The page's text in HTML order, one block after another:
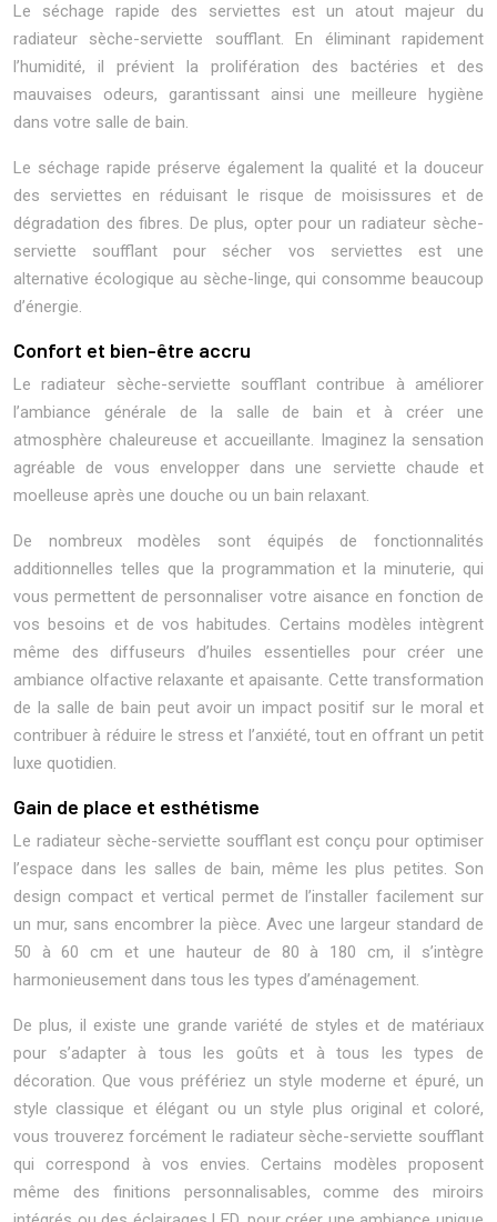
Le séchage rapide des serviettes est un atout majeur du
radiateur sèche-serviette soufflant. En éliminant rapidement
l’humidité, il prévient la prolifération des bactéries et des
mauvaises odeurs, garantissant ainsi une meilleure hygiène
dans votre salle de bain.
Le séchage rapide préserve également la qualité et la douceur
des serviettes en réduisant le risque de moisissures et de
dégradation des fibres. De plus, opter pour un radiateur sèche-
serviette soufflant pour sécher vos serviettes est une
alternative écologique au sèche-linge, qui consomme beaucoup
d’énergie.
Confort et bien-être accru
Le radiateur sèche-serviette soufflant contribue à améliorer
l’ambiance générale de la salle de bain et à créer une
atmosphère chaleureuse et accueillante. Imaginez la sensation
agréable de vous envelopper dans une serviette chaude et
moelleuse après une douche ou un bain relaxant.
De nombreux modèles sont équipés de fonctionnalités
additionnelles telles que la programmation et la minuterie, qui
vous permettent de personnaliser votre aisance en fonction de
vos besoins et de vos habitudes. Certains modèles intègrent
même des diffuseurs d’huiles essentielles pour créer une
ambiance olfactive relaxante et apaisante. Cette transformation
de la salle de bain peut avoir un impact positif sur le moral et
contribuer à réduire le stress et l’anxiété, tout en offrant un petit
luxe quotidien.
Gain de place et esthétisme
Le radiateur sèche-serviette soufflant est conçu pour optimiser
l’espace dans les salles de bain, même les plus petites. Son
design compact et vertical permet de l’installer facilement sur
un mur, sans encombrer la pièce. Avec une largeur standard de
50 à 60 cm et une hauteur de 80 à 180 cm, il s’intègre
harmonieusement dans tous les types d’aménagement.
De plus, il existe une grande variété de styles et de matériaux
pour s’adapter à tous les goûts et à tous les types de
décoration. Que vous préfériez un style moderne et épuré, un
style classique et élégant ou un style plus original et coloré,
vous trouverez forcément le radiateur sèche-serviette soufflant
qui correspond à vos envies. Certains modèles proposent
même des finitions personnalisables, comme des miroirs